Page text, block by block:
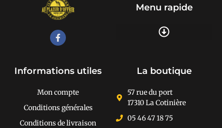
Menu rapide
Informations utiles
Mon compte
Conditions générales
Conditions de livraison
La boutique
57 rue du port
17310 La Cotinière
05 46 47 18 75